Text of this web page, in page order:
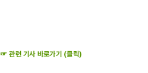
☞ 관련 기사 바로가기 (클릭)